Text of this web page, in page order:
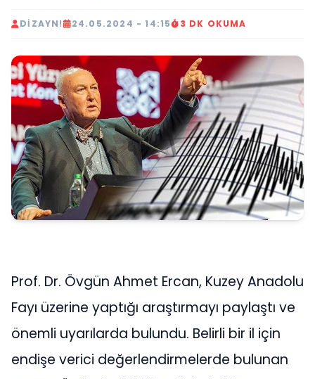
DIZAYN! 24.05.2024 - 14:15 3 DK OKUMA
Prof. Dr. Övgün Ahmet Ercan, Kuzey Anadolu
Fayı üzerine yaptığı araştırmayı paylaştı ve
önemli uyarılarda bulundu. Belirli bir il için
endişe verici değerlendirmelerde bulunan